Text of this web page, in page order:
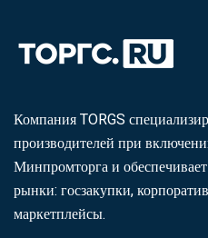
Компания TORGS
производителей при
Минпромторга и
рынки: госзакупки,
маркетплейсы.